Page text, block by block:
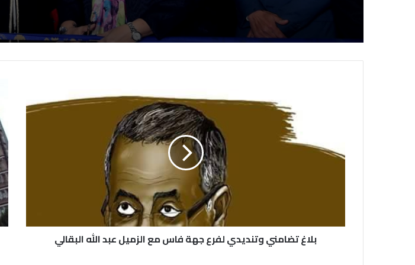
بلاغ تضامني‎ وتنديدي لفرع جهة فاس مع الزميل عبد الله البقالي